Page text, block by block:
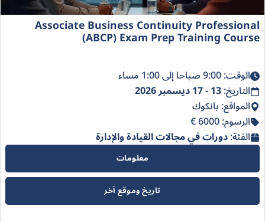
Associate Business Continuity Professional
(ABCP) Exam Prep Training Course
الوقت: 9:00 صباحا إلى 1:00 مساء
التاريخ:13 - 17 ديسمبر 2026
المواقع: بانكوك
الرسوم: 6000 €
الفئة:دورات في مجالات القيادة والإدارة
معلومات
تاريخ وموقع آخر